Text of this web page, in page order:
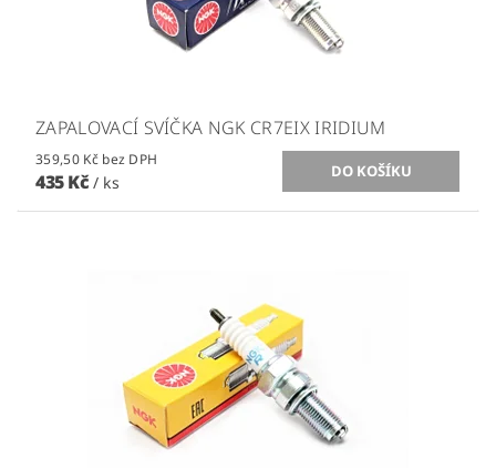
ZAPALOVACÍ SVÍČKA NGK CR7EIX IRIDIUM
359,50 Kč bez DPH
435 Kč / ks